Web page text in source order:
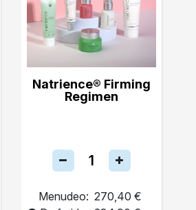
Natrience® Firming
Regimen
Menudeo: 270,40 €